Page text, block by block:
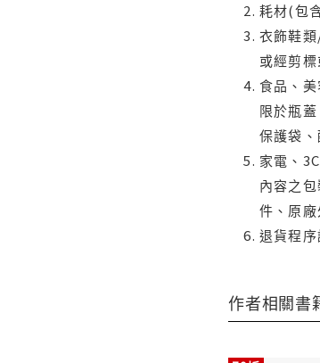
耗材(包
衣飾鞋
或經剪
食品、
限於瓶
保護袋
家電、
內容之
件、原
退貨程
作者相關書